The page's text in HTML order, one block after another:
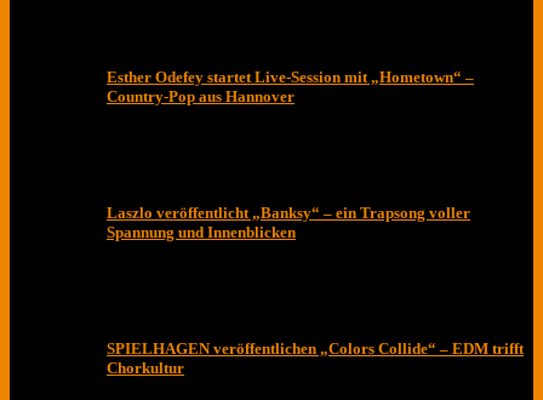
Esther Odefey startet Live-Session mit „Hometown“ –
Country-Pop aus Hannover
Laszlo veröffentlicht „Banksy“ – ein Trapsong voller
Spannung und Innenblicken
SPIELHAGEN veröffentlichen „Colors Collide“ – EDM trifft
Chorkultur